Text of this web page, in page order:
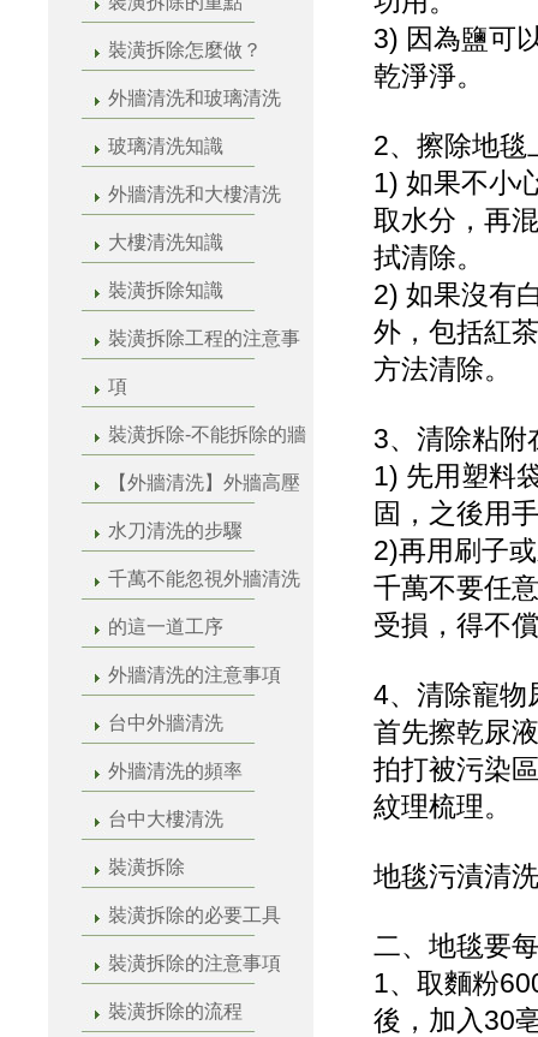
裝潢拆除怎麼做？
外牆清洗和玻璃清洗
玻璃清洗知識
外牆清洗和大樓清洗
大樓清洗知識
裝潢拆除知識
裝潢拆除工程的注意事
項
裝潢拆除-不能拆除的牆
【外牆清洗】外牆高壓
水刀清洗的步驟
千萬不能忽視外牆清洗
的這一道工序
外牆清洗的注意事項
台中外牆清洗
外牆清洗的頻率
台中大樓清洗
裝潢拆除
裝潢拆除的必要工具
裝潢拆除的注意事項
裝潢拆除的流程
3) 因為鹽可
乾淨淨。
2、擦除地毯
1) 如果不小
取水分，再
拭清除。
2) 如果沒有
外，包括紅
方法清除。
3、清除粘附
1) 先用塑料
固，之後用
2)再用刷子
千萬不要任
受損，得不
4、清除寵物
首先擦乾尿
拍打被污染
紋理梳理。
地毯污漬清
二、地毯要
1、取麵粉
後，加入30